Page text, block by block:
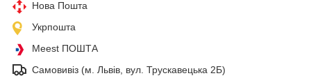
Нова Пошта
Укрпошта
Meest ПОШТА
Самовивіз (м. Львів, вул. Трускавецька 2Б)